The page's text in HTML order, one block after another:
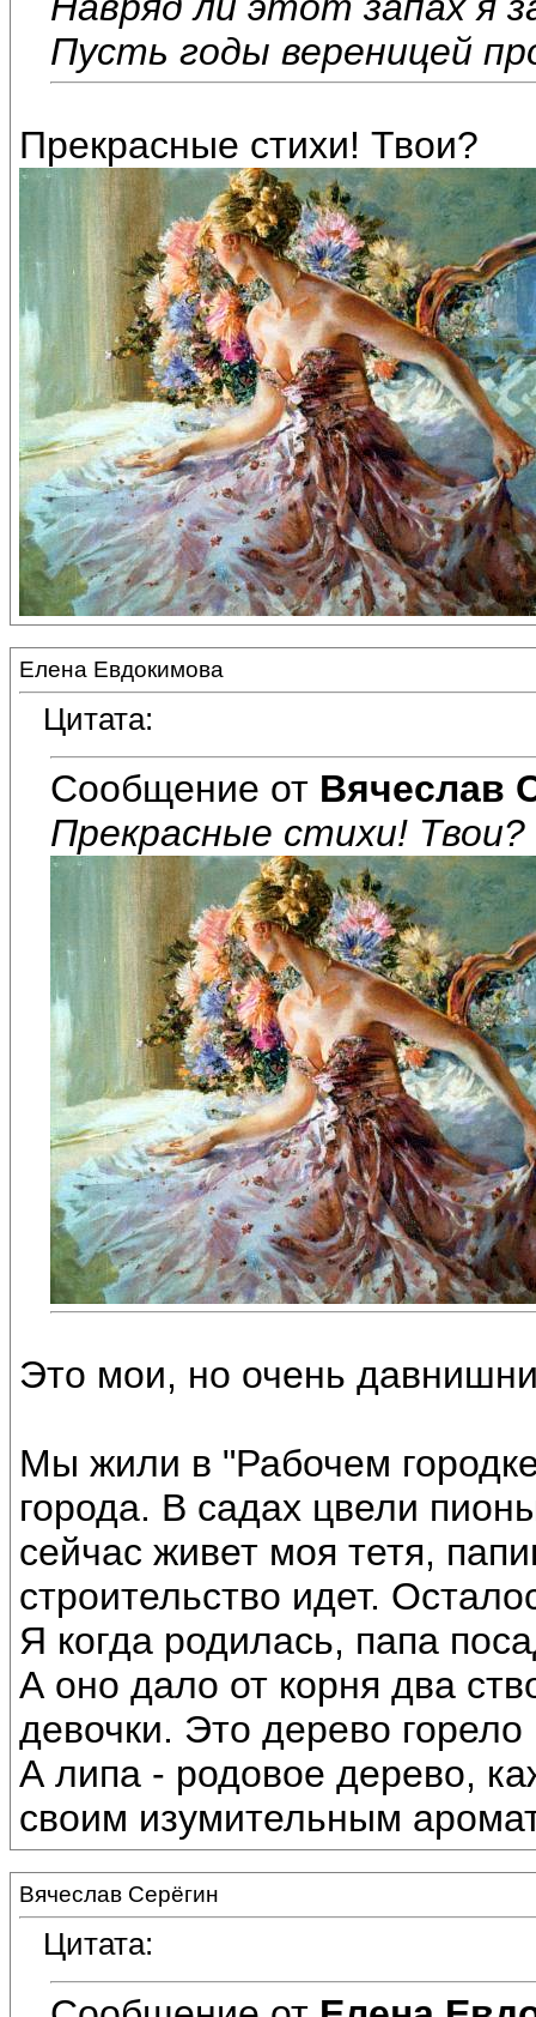
Пусть годы вереницей
Прекрасные стихи! Твои?
Елена Евдокимова
Цитата:
Сообщение от Вячеслав
Прекрасные стихи! Твои?
Это мои, но очень
Мы жили в "Рабочем
города. В садах цвели
сейчас живет моя тетя,
строительство идет.
Я когда родилась, папа
А оно дало от корня два
девочки. Это дерево
А липа - родовое дерево,
своим изумительным
Вячеслав Серёгин
Цитата: